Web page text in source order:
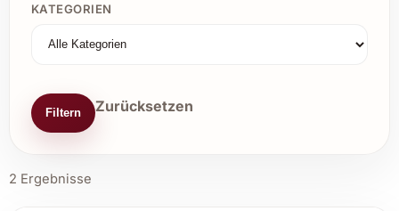
KATEGORIEN
Filtern Zurücksetzen
2 Ergebnisse